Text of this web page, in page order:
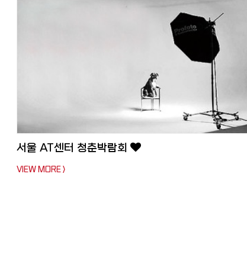
서울 AT센터 청춘박람회
VIEW MORE >